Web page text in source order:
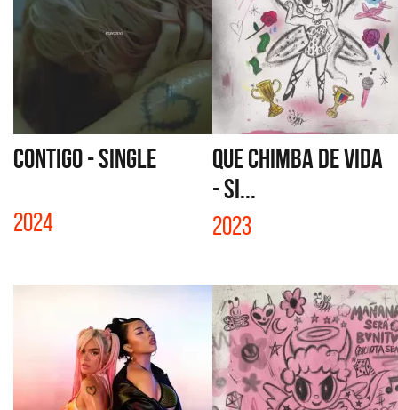
CONTIGO - SINGLE
2024
QUE CHIMBA DE VIDA
- SI...
2023